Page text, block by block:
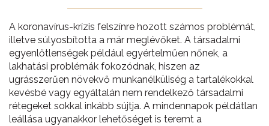
A koronavírus-krízis felszínre hozott számos problémát,
illetve súlyosbította a már meglévőket. A társadalmi
egyenlőtlenségek például egyértelműen nőnek, a
lakhatási problémák fokozódnak, hiszen az
ugrásszerűen növekvő munkanélküliség a tartalékokkal
kevésbé vagy egyáltalán nem rendelkező társadalmi
rétegeket sokkal inkább sújtja. A mindennapok példátlan
leállása ugyanakkor lehetőséget is teremt a